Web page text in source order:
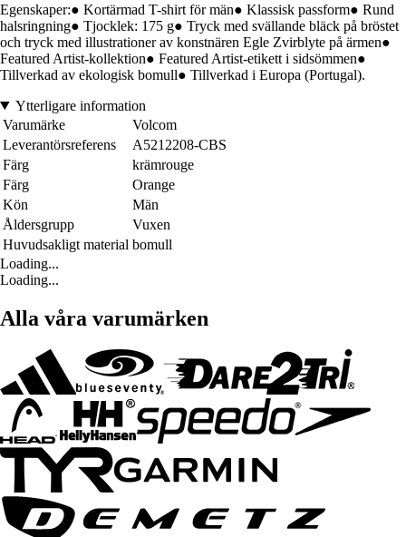
Egenskaper:● Kortärmad T-shirt för män● Klassisk passform● Rund
halsringning● Tjocklek: 175 g● Tryck med svällande bläck på bröstet
och tryck med illustrationer av konstnären Egle Zvirblyte på ärmen●
Featured Artist-kollektion● Featured Artist-etikett i sidsömmen●
Tillverkad av ekologisk bomull● Tillverkad i Europa (Portugal).
Ytterligare information
Varumärke
Volcom
Leverantörsreferens
A5212208-CBS
Färg
krämrouge
Färg
Orange
Kön
Män
Åldersgrupp
Vuxen
Huvudsakligt material bomull
Loading...
Loading...
Alla våra varumärken